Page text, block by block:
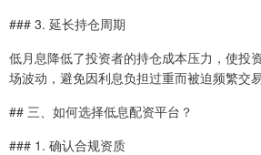
### 3. 延长持仓周期
低月息降低了投资者的持仓成本压力，使投
场波动，避免因利息负担过重而被迫频繁交
## 三、如何选择低息配资平台？
### 1. 确认合规资质